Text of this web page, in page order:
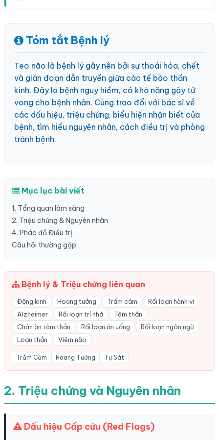
Tóm tắt Bệnh lý
Teo não là bệnh lý gây nên bởi sự thoái hóa, chết
và gián đoạn dẫn truyền giữa các tế bào thần
kinh. Đây là bệnh nguy hiểm, có khả năng gây tử
vong cho bệnh nhân. Cùng trao đổi với bác sĩ về
các dấu hiệu, triệu chứng, biểu hiện nhận biết của
bệnh, tìm hiểu nguyên nhân, cách điều trị và phòng
tránh bệnh.
Mục lục bài viết
1. Tổng quan lâm sàng
2. Triệu chứng & Nguyên nhân
4. Phác đồ Điều trị
Câu hỏi thường gặp
Bệnh lý & Triệu chứng liên quan
Động kinh Hoang tưởng Trầm cảm
Rối loạn hành vi
Alzheimer
Rối loạn trí nhớ
Tâm thần
Chán ăn tâm thần
Rối loạn ăn uống
Rối loạn ngôn ngữ
Loạn thần
Viêm não
Trầm Cảm Hoang Tưởng Tự Sát
2. Triệu chứng và Nguyên nhân
Dấu hiệu Cấp cứu (Red Flags)